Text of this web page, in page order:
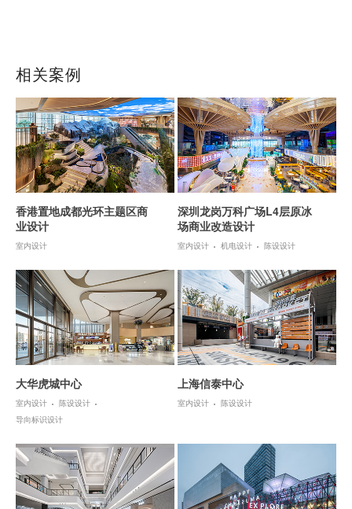
相关案例
香港置地成都光环主题区商
业设计
室内设计
深圳龙岗万科广场L4层原冰
场商业改造设计
室内设计 机电设计 陈设设计
大华虎城中心
室内设计
陈设设计
导向标识设计
上海信泰中心
室内设计 陈设设计